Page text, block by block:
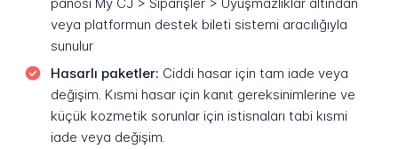
veya platformun destek bileti sistemi aracılığıyla
sunulur
Hasarlı paketler: Ciddi hasar için tam iade veya
değişim. Kısmi hasar için kanıt gereksinimlerine ve
küçük kozmetik sorunlar için istisnaları tabi kısmi
iade veya değişim.